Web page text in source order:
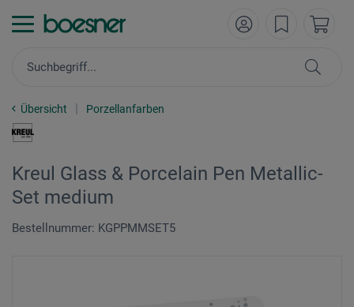
Übersicht Porzellanfarben
Kreul Glass & Porcelain Pen Metallic-
Set medium
Bestellnummer: KGPPMMSET5